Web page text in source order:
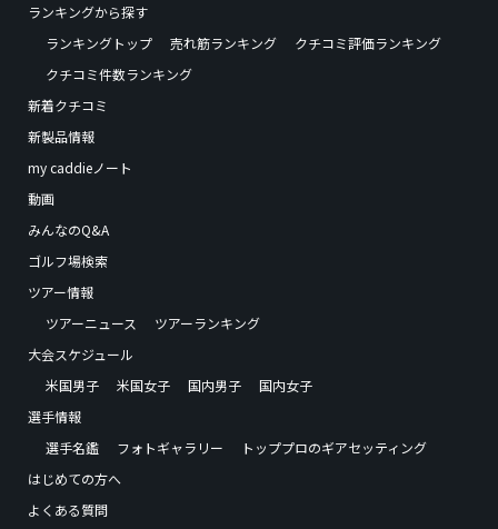
ランキングから探す
ランキングトップ
売れ筋ランキング
クチコミ評価ランキング
クチコミ件数ランキング
新着クチコミ
新製品情報
my caddieノート
動画
みんなのQ&A
ゴルフ場検索
ツアー情報
ツアーニュース
ツアーランキング
大会スケジュール
米国男子
米国女子 国内男子
国内女子
選手情報
選手名鑑
フォトギャラリー
トッププロのギアセッティング
はじめての方へ
よくある質問